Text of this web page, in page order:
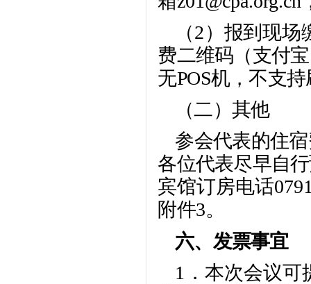
（2）报到现
费二维码（支付
无POS机，不支
（二）其他
参会代表的住
各位代表尽早自
宾馆订房电话
附件3。
六、发票事宜
1．本次会议可